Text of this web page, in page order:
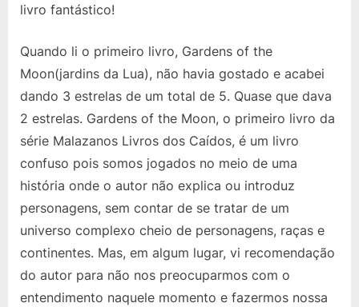
livro fantástico!
Quando li o primeiro livro, Gardens of the
Moon(jardins da Lua), não havia gostado e acabei
dando 3 estrelas de um total de 5. Quase que dava
2 estrelas. Gardens of the Moon, o primeiro livro da
série Malazanos Livros dos Caídos, é um livro
confuso pois somos jogados no meio de uma
história onde o autor não explica ou introduz
personagens, sem contar de se tratar de um
universo complexo cheio de personagens, raças e
continentes. Mas, em algum lugar, vi recomendação
do autor para não nos preocuparmos com o
entendimento naquele momento e fazermos nossa